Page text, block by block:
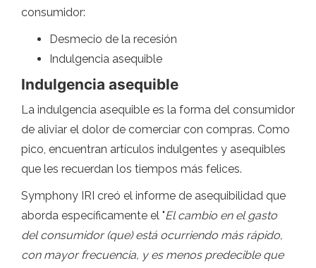
consumidor:
Desmecio de la recesión
Indulgencia asequible
Indulgencia asequible
La indulgencia asequible es la forma del consumidor
de aliviar el dolor de comerciar con compras. Como
pico, encuentran artículos indulgentes y asequibles
que les recuerdan los tiempos más felices.
Symphony IRI creó el informe de asequibilidad que
aborda específicamente el "El cambio en el gasto
del consumidor (que) está ocurriendo más rápido,
con mayor frecuencia, y es menos predecible que